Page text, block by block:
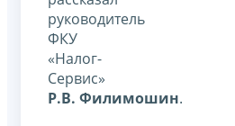
руководитель
ФКУ
«Налог-
Сервис»
Р.В. Филимошин.